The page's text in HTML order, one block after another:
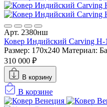
Арт. 2380нш
Ковер Индийский Carving H-
Размер: 170x240 Материал:
310 000 ₽
В корзину
В корзине